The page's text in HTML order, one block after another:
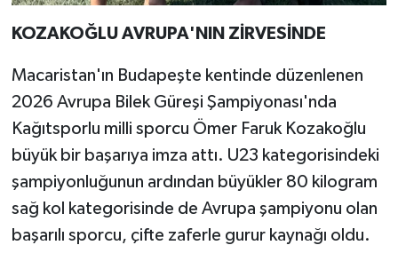
KOZAKOĞLU AVRUPA'NIN ZİRVESİNDE
Macaristan'ın Budapeşte kentinde düzenlenen
2026 Avrupa Bilek Güreşi Şampiyonası'nda
Kağıtsporlu milli sporcu Ömer Faruk Kozakoğlu
büyük bir başarıya imza attı. U23 kategorisindeki
şampiyonluğunun ardından büyükler 80 kilogram
sağ kol kategorisinde de Avrupa şampiyonu olan
başarılı sporcu, çifte zaferle gurur kaynağı oldu.